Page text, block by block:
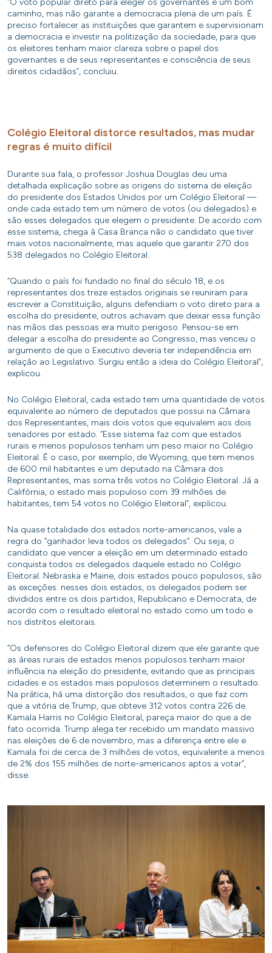
caminho, mas não garante a democracia plena de um país. É
preciso fortalecer as instituições que garantem e supervisionam
a democracia e investir na politização da sociedade, para que
os eleitores tenham maior clareza sobre o papel dos
governantes e de seus representantes e consciência de seus
direitos cidadãos”, concluiu.
Colégio Eleitoral distorce resultados, mas mudar
regras é muito difícil
Durante sua fala, o professor Joshua Douglas deu uma
detalhada explicação sobre as origens do sistema de eleição
do presidente dos Estados Unidos por um Colégio Eleitoral —
onde cada estado tem um número de votos (ou delegados) e
são esses delegados que elegem o presidente. De acordo com
esse sistema, chega à Casa Branca não o candidato que tiver
mais votos nacionalmente, mas aquele que garantir 270 dos
538 delegados no Colégio Eleitoral.
“Quando o país foi fundado no final do século 18, e os
representantes dos treze estados originais se reuniram para
escrever a Constituição, alguns defendiam o voto direto para a
escolha do presidente, outros achavam que deixar essa função
nas mãos das pessoas era muito perigoso. Pensou-se em
delegar a escolha do presidente ao Congresso, mas venceu o
argumento de que o Executivo deveria ter independência em
relação ao Legislativo. Surgiu então a ideia do Colégio Eleitoral”,
explicou.
No Colégio Eleitoral, cada estado tem uma quantidade de votos
equivalente ao número de deputados que possui na Câmara
dos Representantes, mais dois votos que equivalem aos dois
senadores por estado. “Esse sistema faz com que estados
rurais e menos populosos tenham um peso maior no Colégio
Eleitoral. É o caso, por exemplo, de Wyoming, que tem menos
de 600 mil habitantes e um deputado na Câmara dos
Representantes, mas soma três votos no Colégio Eleitoral. Já a
Califórnia, o estado mais populoso com 39 milhões de
habitantes, tem 54 votos no Colégio Eleitoral”, explicou.
Na quase totalidade dos estados norte-americanos, vale a
regra do “ganhador leva todos os delegados”. Ou seja, o
candidato que vencer a eleição em um determinado estado
conquista todos os delegados daquele estado no Colégio
Eleitoral. Nebraska e Maine, dois estados pouco populosos, são
as exceções: nesses dois estados, os delegados podem ser
divididos entre os dois partidos, Republicano e Democrata, de
acordo com o resultado eleitoral no estado como um todo e
nos distritos eleitorais.
“Os defensores do Colégio Eleitoral dizem que ele garante que
as áreas rurais de estados menos populosos tenham maior
influência na eleição do presidente, evitando que as principais
cidades e os estados mais populosos determinem o resultado.
Na prática, há uma distorção dos resultados, o que faz com
que a vitória de Trump, que obteve 312 votos contra 226 de
Kamala Harris no Colégio Eleitoral, pareça maior do que a de
fato ocorrida. Trump alega ter recebido um mandato massivo
nas eleições de 6 de novembro, mas a diferença entre ele e
Kamala foi de cerca de 3 milhões de votos, equivalente a menos
de 2% dos 155 milhões de norte-americanos aptos a votar”,
disse.